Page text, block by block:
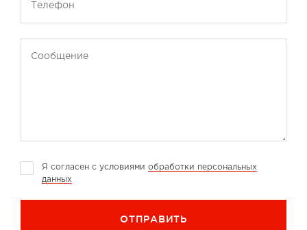
Телефон
Сообщение
Я согласен с условиями обработки персональных
данных